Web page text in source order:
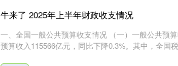
牛来了 2025年上半年财政收支情况
一、全国一般公共预算收支情况 （一）一般公共预
预算收入115566亿元，同比下降0.3%。其中，全国